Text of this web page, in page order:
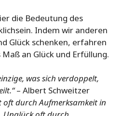
die Bedeutung des
Indem wir anderen
Glück schenken, erfahren
an Glück und Erfüllung.
was sich verdoppelt,
– Albert Schweitzer
oft durch Aufmerksamkeit in